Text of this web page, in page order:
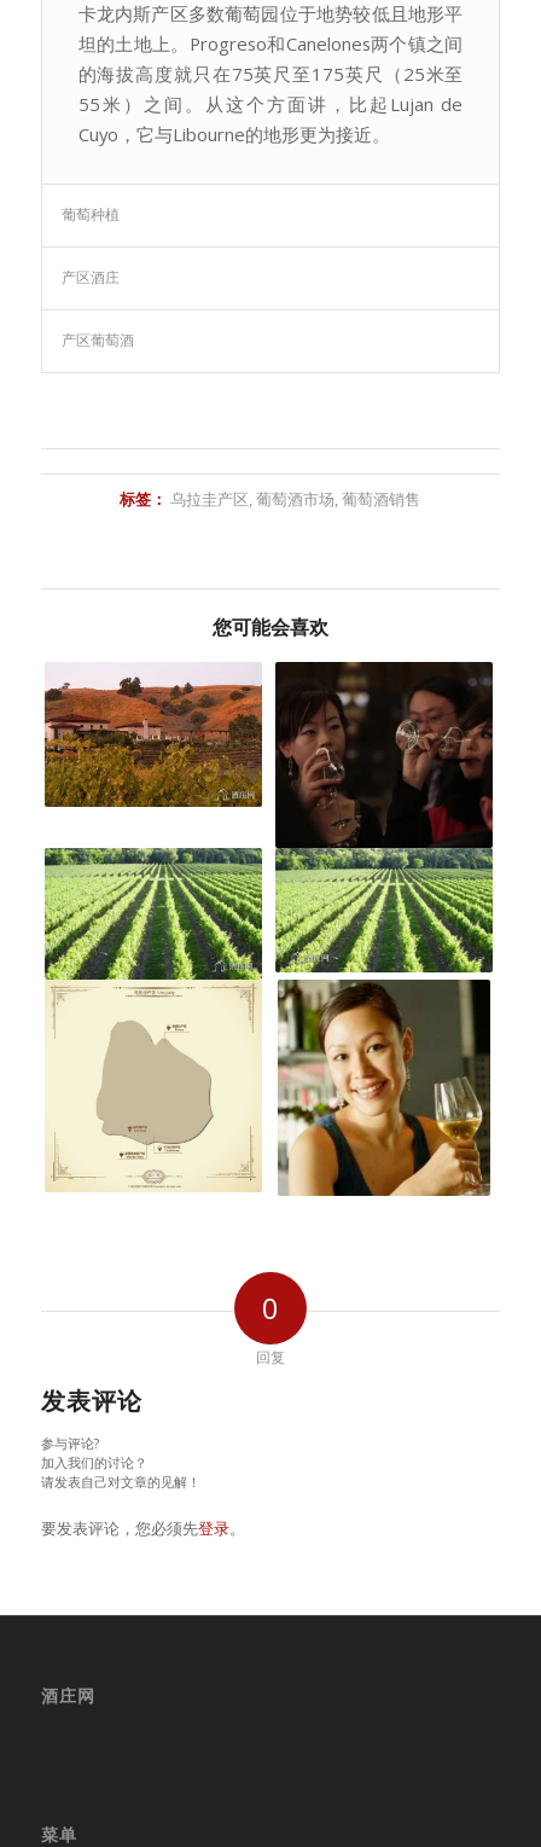
卡龙内斯产区多数葡萄园位于地势较低且地形平
坦的土地上。Progreso和Canelones两个镇之间
的海拔高度就只在75英尺至175英尺（25米至
55米）之间。从这个方面讲，比起Lujan de
Cuyo，它与Libourne的地形更为接近。
葡萄种植
产区酒庄
产区葡萄酒
标签： 乌拉圭产区,葡萄酒市场,葡萄酒销售
您可能会喜欢
0
回复
发表评论
参与评论?
加入我们的讨论？
请发表自己对文章的见解！
要发表评论，您必须先登录。
酒庄网
菜单